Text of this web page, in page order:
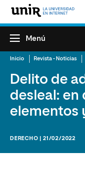
Menú
Inicio Revista - Noticias
Delito de
desleal: en
elementos
DERECHO | 21/02/2022